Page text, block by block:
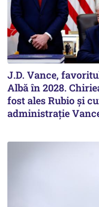
J.D. Vance,
Albă în 2028.
fost ales Rubio și
administrație